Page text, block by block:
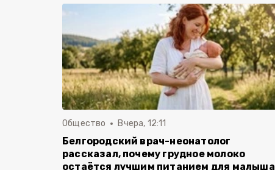
Общество Вчера, 12:11
Белгородский врач-неонатолог
рассказал, почему грудное молоко
остаётся лучшим питанием для малыша